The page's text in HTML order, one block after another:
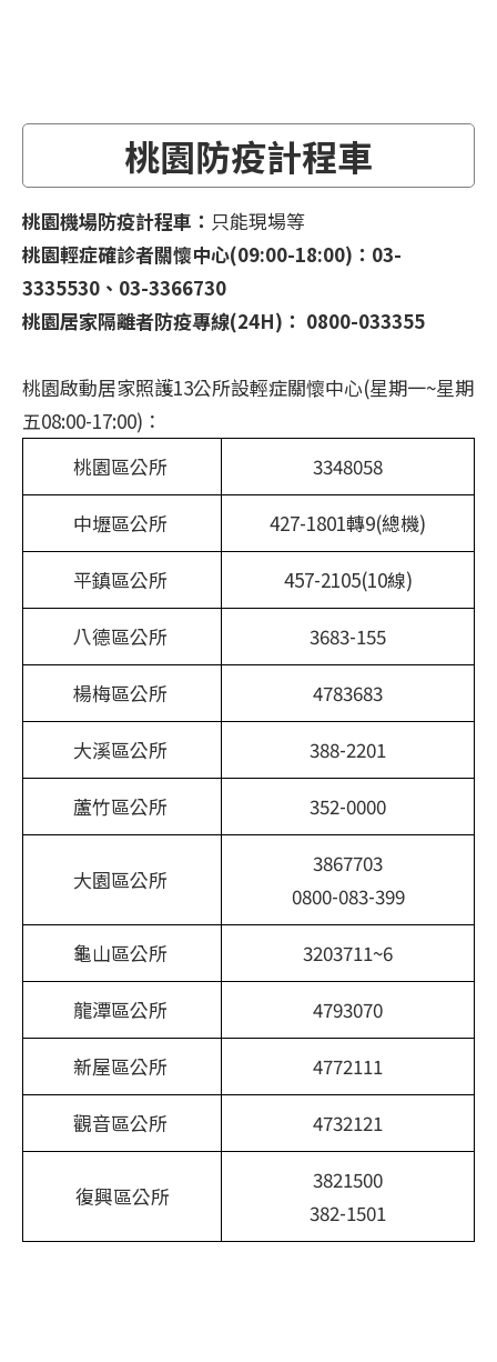
桃園防疫計程車
桃園機場防疫計程車： 只能現場等
桃園輕症確診者關懷中心(09:00-18:00)：03-
3335530、03-3366730
桃園居家隔離者防疫專線(24H)： 0800-033355
桃園啟動居家照護13公所設輕症關懷中心(星期一~星期
五08:00-17:00)：
桃園區公所
3348058
中壢區公所 427-1801轉9(總機)
平鎮區公所 457-2105(10線)
八德區公所 3683-155
楊梅區公所 4783683
大溪區公所 388-2201
蘆竹區公所 352-0000
大園區公所
3867703
0800-083-399
龜山區公所 3203711~6
龍潭區公所 4793070
新屋區公所 4772111
觀音區公所 4732121
復興區公所
3821500
382-1501